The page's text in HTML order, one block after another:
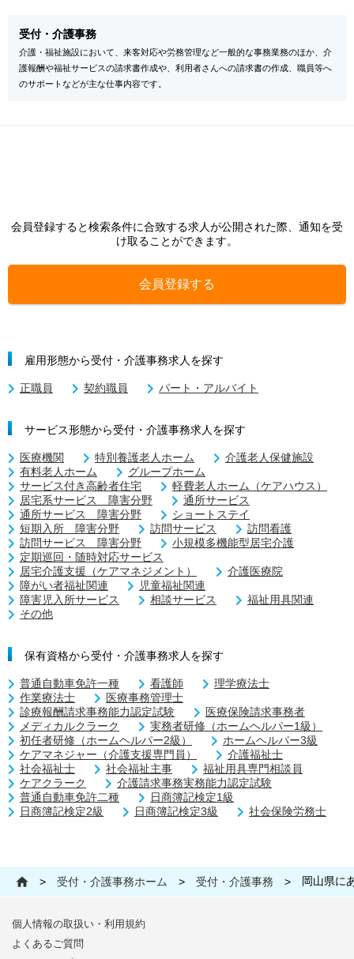
受付・介護事務
介護・福祉施設において、来客対応や労務管理など一般的な事務業務のほか、介
護報酬や福祉サービスの請求書作成や、利用者さんへの請求書の作成、職員等へ
のサポートなどが主な仕事内容です。
会員登録すると検索条件に合致する求人が公開された際、通知を受
け取ることができます。
会員登録する
雇用形態から受付・介護事務求人を探す
正職員 契約職員 パート・アルバイト
サービス形態から受付・介護事務求人を探す
医療機関 特別養護老人ホーム
介護老人保健施設
有料老人ホーム
グループホーム
サービス付き高齢者住宅
軽費老人ホーム（ケアハウス）
居宅系サービス 障害分野
通所サービス
通所サービス 障害分野
ショートステイ
短期入所 障害分野
訪問サービス
訪問看護
訪問サービス 障害分野
小規模多機能型居宅介護
定期巡回・随時対応サービス
居宅介護支援（ケアマネジメント）
介護医療院
障がい者福祉関連
児童福祉関連
障害児入所サービス
相談サービス
福祉用具関連
その他
保有資格から受付・介護事務求人を探す
普通自動車免許一種 看護師
理学療法士
作業療法士
医療事務管理士
診療報酬請求事務能力認定試験
医療保険請求事務者
メディカルクラーク
実務者研修（ホームヘルパー1級）
初任者研修（ホームヘルパー2級）
ホームヘルパー3級
ケアマネジャー（介護支援専門員）
介護福祉士
社会福祉士
社会福祉主事
福祉用具専門相談員
ケアクラーク
介護請求事務実務能力認定試験
普通自動車免許二種
日商簿記検定1級
日商簿記検定2級
日商簿記検定3級 社会保険労務士
> 受付・介護事務ホーム > 受付・介護事務 > 岡山県に
個人情報の取扱い・利用規約
よくあるご質問